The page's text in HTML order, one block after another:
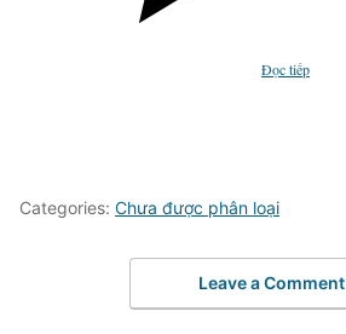
Đọc tiếp
Categories: Chưa được phân loại
Leave a Comment